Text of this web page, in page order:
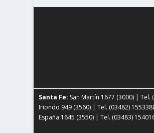
Santa Fe: San Martín 1677 (3000) | Tel.
Iriondo 949 (3560) | Tel. (03482)
España 1645 (3550) | Tel. (03483)